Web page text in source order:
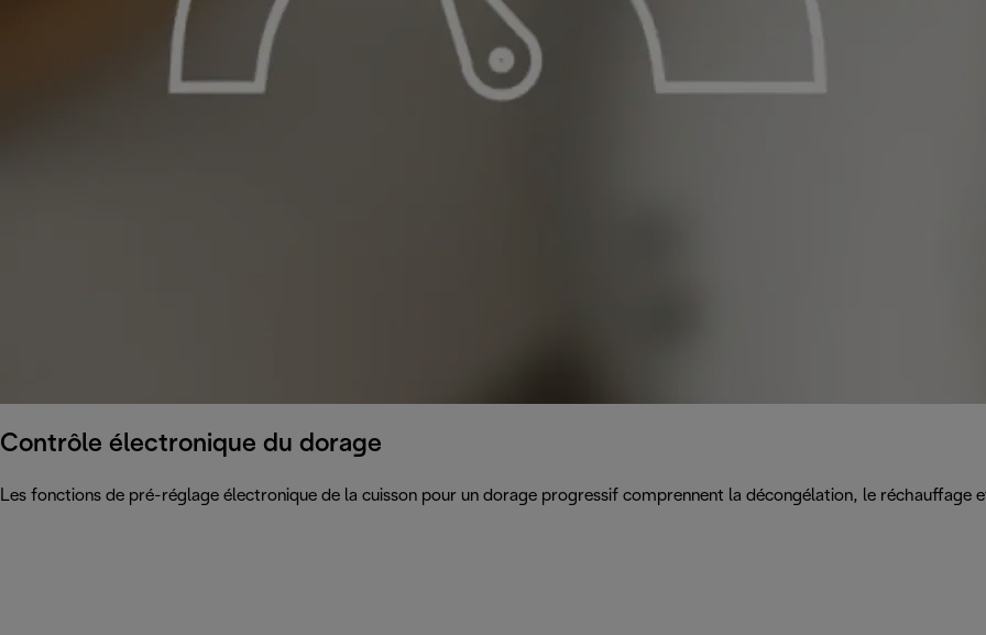
Contrôle électronique du dorage
Les fonctions de pré-réglage électronique de la cuisson pour un dorage progressif comprennent la décongélation, le réchauffage